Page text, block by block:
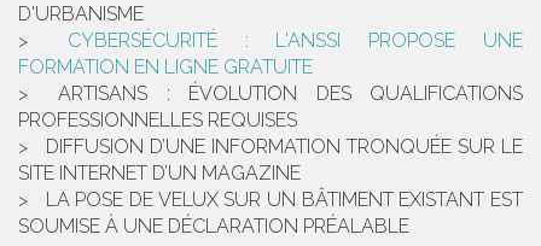
D'URBANISME
CYBERSÉCURITÉ : L'ANSSI PROPOSE UNE
FORMATION EN LIGNE GRATUITE
ARTISANS : ÉVOLUTION DES QUALIFICATIONS
PROFESSIONNELLES REQUISES
DIFFUSION D’UNE INFORMATION TRONQUÉE SUR LE
SITE INTERNET D’UN MAGAZINE
LA POSE DE VELUX SUR UN BÂTIMENT EXISTANT EST
SOUMISE À UNE DÉCLARATION PRÉALABLE